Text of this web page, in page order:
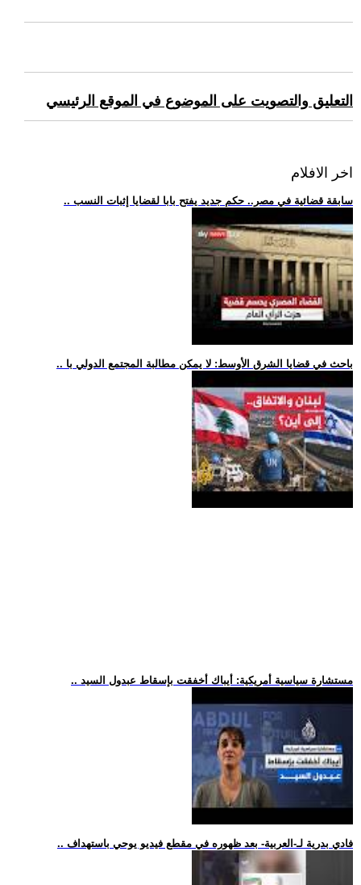
التعليق والتصويت على الموضوع في الموقع الرئيسي
اخر الافلام
.. سابقة قضائية في مصر.. حكم جديد يفتح بابا لقضايا إثبات النسب
.. باحث في قضايا الشرق الأوسط: لا يمكن مطالبة المجتمع الدولي با
.. مستشارة سياسية أمريكية: أيباك أخفقت بإسقاط عبدول السيد
.. فادي بدرية لـ-العربية- بعد ظهوره في مقطع فيديو يوحي باستهداف